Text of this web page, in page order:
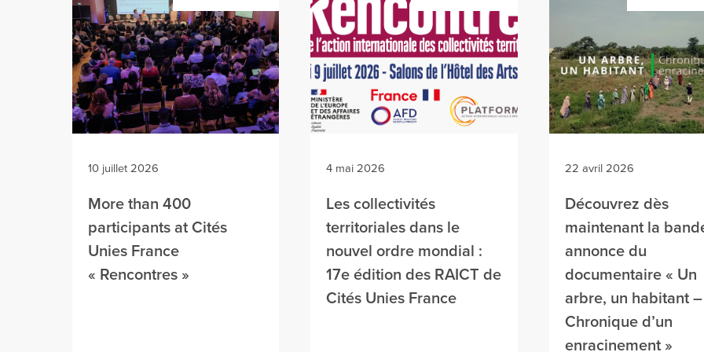
10 juillet 2026
More than 400
participants at Cités
Unies France
« Rencontres »
4 mai 2026
Les collectivités
territoriales dans le
nouvel ordre mondial :
17e édition des RAICT de
Cités Unies France
22 avril 2026
Découvrez dès
maintenant la
annonce du
documentaire « Un
arbre, un habitant –
Chronique d’un
enracinement »